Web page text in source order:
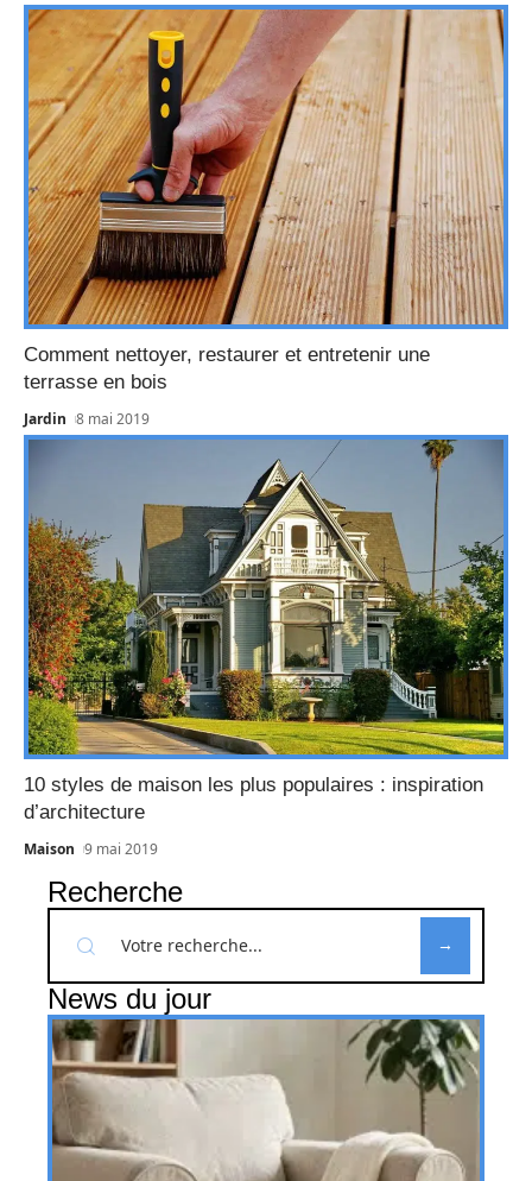
Comment nettoyer, restaurer et entretenir une
terrasse en bois
Jardin 8 mai 2019
10 styles de maison les plus populaires : inspiration
d’architecture
Maison 9 mai 2019
Recherche
News du jour